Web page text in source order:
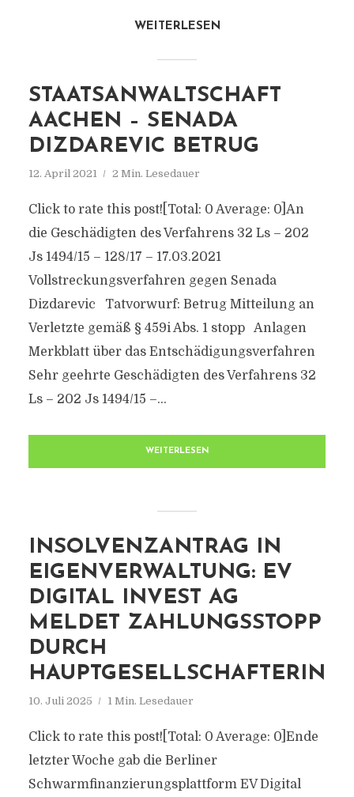
WEITERLESEN
STAATSANWALTSCHAFT
AACHEN – SENADA
DIZDAREVIC BETRUG
12. April 2021 2 Min. Lesedauer
Click to rate this post![Total: 0 Average: 0]An
die Geschädigten des Verfahrens 32 Ls – 202
Js 1494/15 – 128/17 – 17.03.2021
Vollstreckungsverfahren gegen Senada
Dizdarevic Tatvorwurf: Betrug Mitteilung an
Verletzte gemäß § 459i Abs. 1 stopp Anlagen
Merkblatt über das Entschädigungsverfahren
Sehr geehrte Geschädigten des Verfahrens 32
Ls – 202 Js 1494/15 –...
WEITERLESEN
INSOLVENZANTRAG IN
EIGENVERWALTUNG: EV
DIGITAL INVEST AG
MELDET ZAHLUNGSSTOPP
DURCH
HAUPTGESELLSCHAFTERIN
10. Juli 2025 1 Min. Lesedauer
Click to rate this post![Total: 0 Average: 0]Ende
letzter Woche gab die Berliner
Schwarmfinanzierungsplattform EV Digital